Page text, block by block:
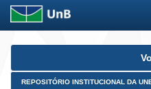
Skip
REPOSITÓRIO INSTITUCIONAL DA